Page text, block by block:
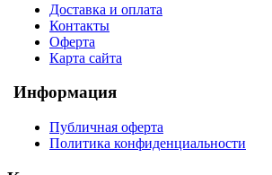
Доставка и оплата
Контакты
Оферта
Карта сайта
Информация
Публичная оферта
Политика конфиденциальности